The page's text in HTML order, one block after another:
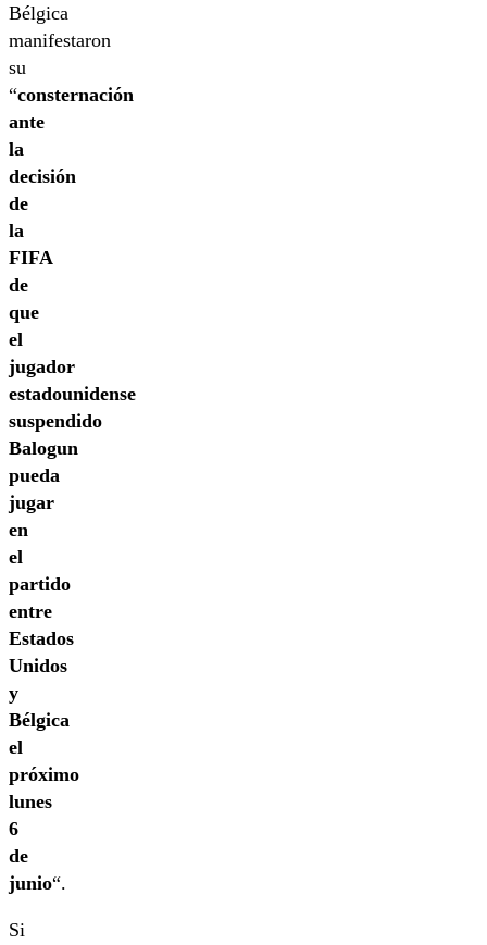
Bélgica
manifestaron
su
“consternación
ante
la
decisión
de
la
FIFA
de
que
el
jugador
estadounidense
suspendido
Balogun
pueda
jugar
en
el
partido
entre
Estados
Unidos
y
Bélgica
el
próximo
lunes
6
de
junio“.
Si